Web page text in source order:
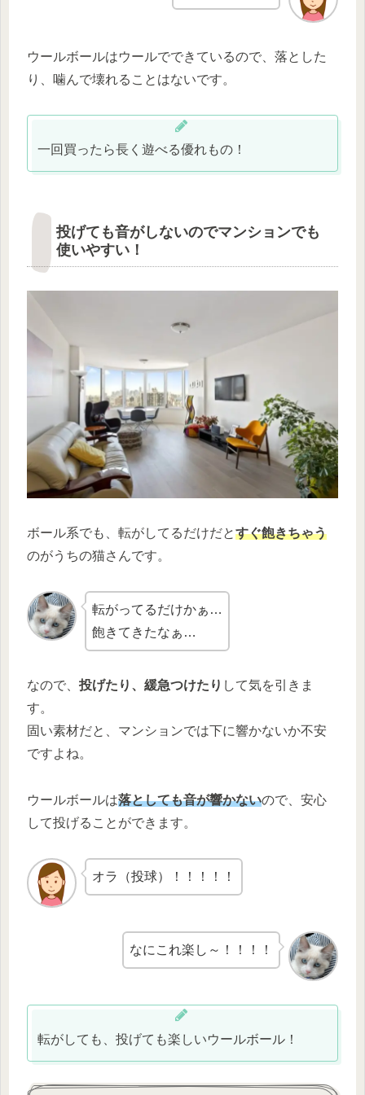
ウールボールはウールでできているので、落とした
り、噛んで壊れることはないです。
一回買ったら長く遊べる優れもの！
投げても音がしないのでマンションでも
使いやすい！
ボール系でも、転がしてるだけだとすぐ飽きちゃう
のがうちの猫さんです。
転がってるだけかぁ…
飽きてきたなぁ…
なので、 投げたり、緩急つけたり して気を引きま
す。
固い素材だと、マンションでは下に響かないか不安
ですよね。
ウールボールは落としても音が響かないので、安心
して投げることができます。
オラ（投球）！！！！！
なにこれ楽し～！！！！
転がしても、投げても楽しいウールボール！